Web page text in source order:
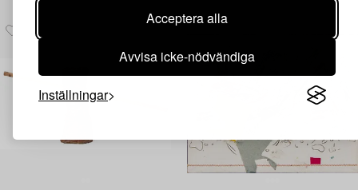
Acceptera alla
Avvisa icke-nödvändiga
Inställningar